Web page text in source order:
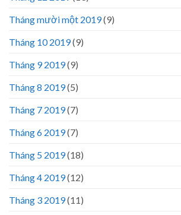
Tháng mười một 2019(9)
Tháng 10 2019(9)
Tháng 9 2019(9)
Tháng 8 2019(5)
Tháng 7 2019(7)
Tháng 6 2019(7)
Tháng 5 2019(18)
Tháng 4 2019(12)
Tháng 3 2019(11)